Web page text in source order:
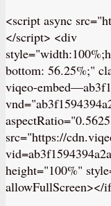
<script async
</script> <div
bottom: 56.25%;"
viqeo-
src="https://
height="100%"
allowFullScreen></